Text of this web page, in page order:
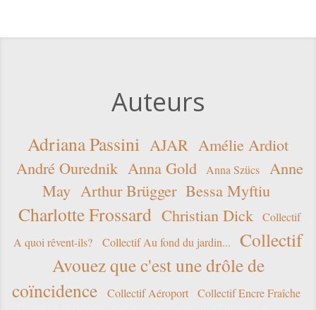
Auteurs
Adriana Passini AJAR Amélie Ardiot
André Ourednik Anna Gold Anna Szücs
Anne
May Arthur Brügger Bessa Myftiu
Charlotte Frossard Christian Dick
Collectif
A quoi rêvent-ils?
Collectif Au fond du jardin...
Collectif
Avouez que c'est une drôle de
coïncidence
Collectif Aéroport Collectif Encre Fraîche